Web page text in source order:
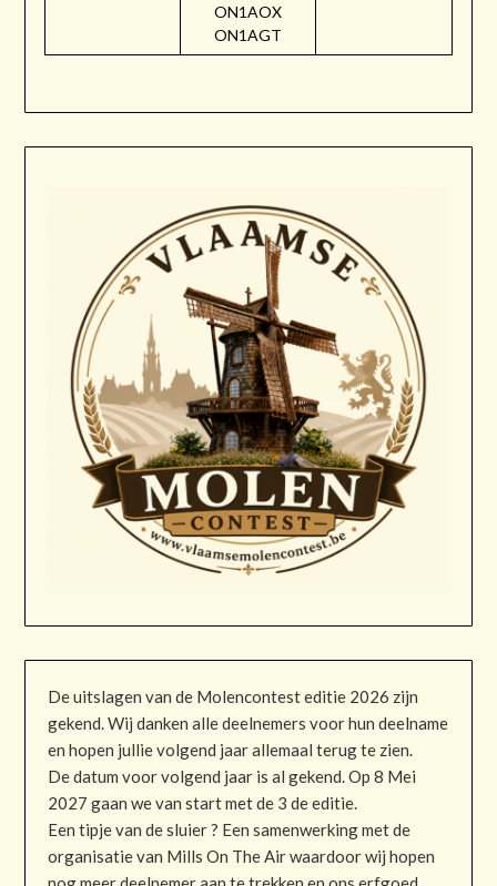
ON1AOX
ON1AGT
De uitslagen van de Molencontest editie 2026 zijn
gekend. Wij danken alle deelnemers voor hun deelname
en hopen jullie volgend jaar allemaal terug te zien.
De datum voor volgend jaar is al gekend. Op 8 Mei
2027 gaan we van start met de 3 de editie.
Een tipje van de sluier ? Een samenwerking met de
organisatie van Mills On The Air waardoor wij hopen